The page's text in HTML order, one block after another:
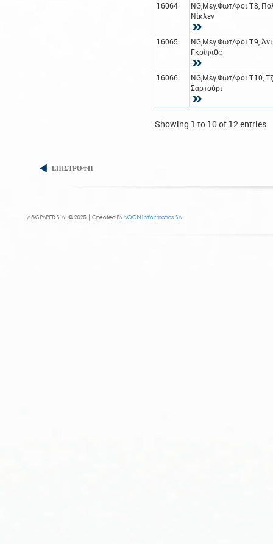
16064
NG,Μεγ.Φωτ/φοι Τ.8,
Νίκλεν
16065
NG,Μεγ.Φωτ/φοι Τ.9, Άνι
Γκρίφιθς
16066
NG,Μεγ.Φωτ/φοι Τ.10,
Σαρτούρι
Showing 1 to 10 of 12 entries
ΕΠΙΣΤΡΟΦΗ
A&G PAPER S.A. © 2025 | Created ByNOON Informatics SA